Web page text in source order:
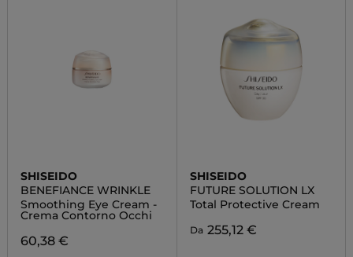
SHISEIDO
BENEFIANCE WRINKLE
Smoothing Eye Cream -
Crema Contorno Occhi
60,38 €
SHISEIDO
FUTURE SOLUTION LX
Total Protective Cream
Da 255,12 €